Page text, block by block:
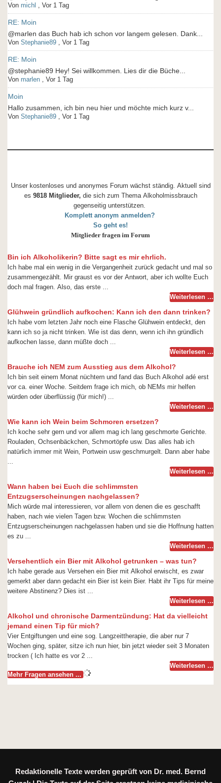
Von michl , Vor 1 Tag
RE: Moin
@marlen das Buch hab ich schon vor langem gelesen. Dank...
Von Stephanie89 , Vor 1 Tag
RE: Moin
@stephanie89 Hey! Sei willkommen. Lies dir die Büche...
Von marlen , Vor 1 Tag
Moin
Hallo zusammen, ich bin neu hier und möchte mich kurz v...
Von Stephanie89 , Vor 1 Tag
Unser kostenloses und anonymes Forum wächst ständig. Aktuell sind
es 9818 Mitglieder, die sich zum Thema Alkoholmissbrauch
gegenseitig unterstützen.
Komplett anonym anmelden?
So geht es!
Mitglieder fragen im Forum
Bin ich Alkoholikerin? Bitte sagt es mir ehrlich.
Ich habe mal ein wenig in die Vergangenheit zurück gedacht und mal so
zusammengezählt. Mir graust es vor der Antwort, aber ich wollte Euch
doch mal fragen. Also, das erste ...
Weiterlesen …
Glühwein gründlich aufkochen: Kann ich den dann trinken?
Ich habe vom letzten Jahr noch eine Flasche Glühwein entdeckt, den
kann ich so ja nicht trinken. Wie ist das denn, wenn ich ihn gründlich
aufkochen lasse, dann müßte doch ...
Weiterlesen …
Brauche ich NEM zum Ausstieg aus dem Alkohol?
Ich bin seit einem Monat nüchtern und fand das Buch Alkohol adé erst
vor ca. einer Woche. Seitdem frage ich mich, ob NEMs mir helfen
würden oder überflüssig (für mich!) ...
Weiterlesen …
Wie kann ich Wein beim Schmoren ersetzen?
Ich koche sehr gern und vor allem mag ich lang geschmorte Gerichte.
Rouladen, Ochsenbäckchen, Schmortöpfe usw. Das alles hab ich
natürlich immer mit Wein, Portwein usw geschmurgelt. Dann aber habe
...
Weiterlesen …
Wann haben bei Euch die schlimmsten
Entzugserscheinungen nachgelassen?
Mich würde mal interessieren, vor allem von denen die es geschafft
haben, nach wie vielen Tagen bzw. Wochen die schlimmsten
Entzugserscheinungen nachgelassen haben und sie die Hoffnung hatten
es zu ...
Weiterlesen …
Versehentlich ein Bier mit Alkohol getrunken – was tun?
Ich habe gerade aus Versehen ein Bier mit Alkohol erwischt, es zwar
gemerkt aber dann gedacht ein Bier ist kein Bier. Habt ihr Tips für meine
weitere Abstinenz? Dies ist ...
Weiterlesen …
Alkohol und chronische Darmentzündung: Hat da vielleicht
jemand einen Tip für mich?
Vier Entgiftungen und eine sog. Langzeittherapie, die aber nur 7
Wochen ging, später, sitze ich nun hier, bin jetzt wieder seit 3 Monaten
trocken ( Ich hatte es vor 2 ...
Weiterlesen …
Mehr Fragen ansehen ...
Redaktionelle Texte werden geprüft von Dr. med. Bernd